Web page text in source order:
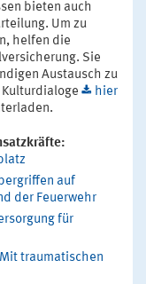
bieten auch
Um zu
helfen die
Sie
Austausch zu
hier
auf
der Feuerwehr
für
traumatischen